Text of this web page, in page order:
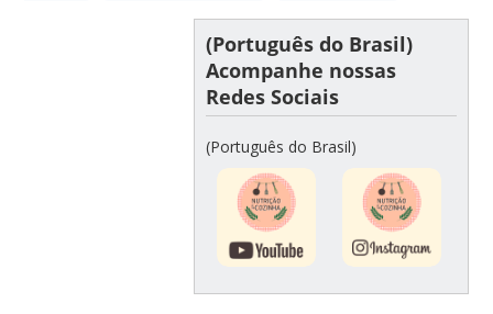
(Português do Brasil)
Acompanhe nossas
Redes Sociais
(Português do Brasil)